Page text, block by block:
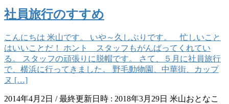
社員旅行のすすめ
こんにちは 米山です。 いや～久しぶりです。 忙しいこと
はいいことだ！ ホント スタッフもがんばってくれてい
る。 スタッフの頑張りに脱帽です。 さて、５月に社員旅行
で、横浜に行ってきました。 野毛動物園、中華街、カップ
ヌ […]
2014年4月2日 / 最終更新日時 : 2018年3月29日 米山おとなこ